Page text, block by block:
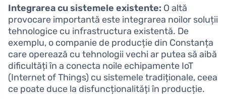
Integrarea cu sistemele existente: O altă
provocare importantă este integrarea noilor soluții
tehnologice cu infrastructura existentă. De
exemplu, o companie de producție din Constanța
care operează cu tehnologii vechi ar putea să aibă
dificultăți în a conecta noile echipamente IoT
(Internet of Things) cu sistemele tradiționale, ceea
ce poate duce la disfuncționalități în producție.